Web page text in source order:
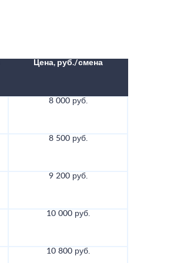
Цена, руб./смена
8 000 руб.
8 500 руб.
9 200 руб.
10 000 руб.
10 800 руб.